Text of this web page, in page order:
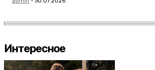
Интересное